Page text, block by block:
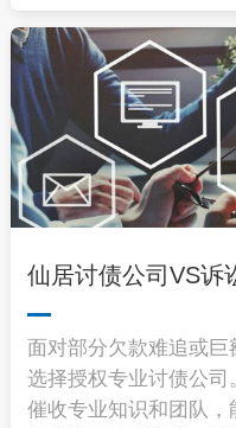
仙居讨债公司VS诉
面对部分欠款难追或
选择授权专业讨债公
催收专业知识和团队